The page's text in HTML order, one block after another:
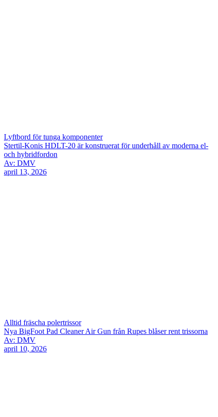
Lyftbord för tunga komponenter
Stertil-Konis HDLT-20 är konstruerat för underhåll av moderna el-
och hybridfordon
Av: DMV
april 13, 2026
Alltid fräscha polertrissor
Nya BigFoot Pad Cleaner Air Gun från Rupes blåser rent trissorna
Av: DMV
april 10, 2026